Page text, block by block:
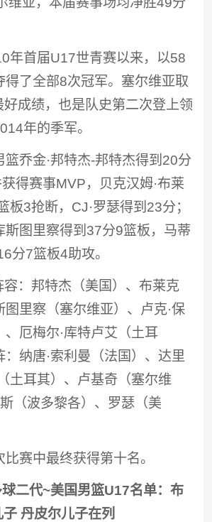
年首届U17世青赛以来，以58
得了全部8次冠军。塞尔维亚取
成绩，也是队史第二次登上领
年的季军。
篮乔金·邦特杰-邦特杰得到20分
得赛事MVP，贝克汉姆·布莱
板3抢断，CJ·罗瑟得到23分；
斯图里察得到37分9篮板，马蒂
分7篮板4助攻。
：邦特杰（美国）、布莱克
图里察（塞尔维亚）、卢克·保
、厄梅尔·库特卢艾（土耳
纳唐·索利曼（法国）、达里
土耳其）、卢基奇（塞尔维
（波多黎各）、罗瑟（美
赛中最终获得第十名。
二代~美国男篮U17名单：布
丹皮尔儿子在列